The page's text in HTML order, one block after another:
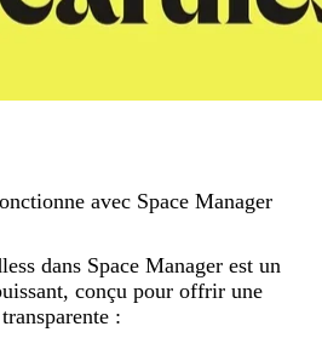
avec Space Manager
dans Space Manager est un
conçu pour offrir une
: